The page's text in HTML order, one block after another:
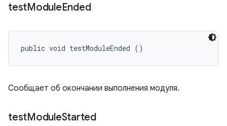
testModuleEnded
public void testModuleEnded ()
Сообщает об окончании выполнения модуля.
testModuleStarted